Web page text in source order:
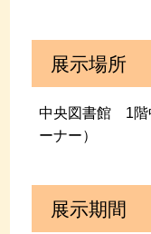
展示場所
中央図書館 1階
ーナー）
展示期間